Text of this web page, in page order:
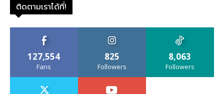
ติดตามเราได้ที่!
127,554
Fans
825
Followers
8,063
Followers